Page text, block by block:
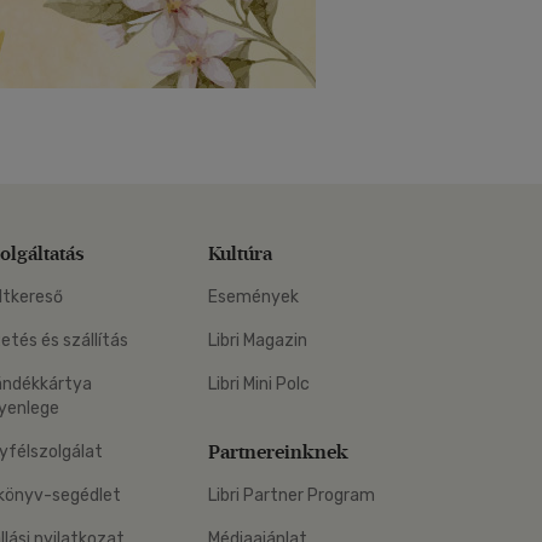
és szállítás
segédlet
Kultúra
Események
Libri Magazin
Libri Mini Polc
Partnereinknek
Libri Partner Program